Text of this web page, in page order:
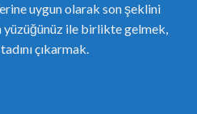
uygun olarak son şeklini
yüzüğünüz ile birlikte gelmek,
çıkarmak.